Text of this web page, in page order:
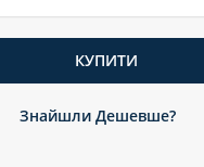
КУПИТИ
Знайшли Дешевше?